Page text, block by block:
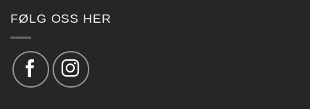
FØLG OSS HER